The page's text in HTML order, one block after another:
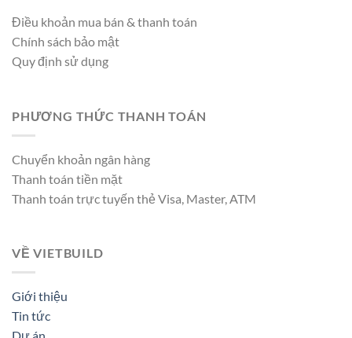
Điều khoản mua bán & thanh toán
Chính sách bảo mật
Quy định sử dụng
PHƯƠNG THỨC THANH TOÁN
Chuyển khoản ngân hàng
Thanh toán tiền mặt
Thanh toán trực tuyến thẻ Visa, Master, ATM
VỀ VIETBUILD
Giới thiệu
Tin tức